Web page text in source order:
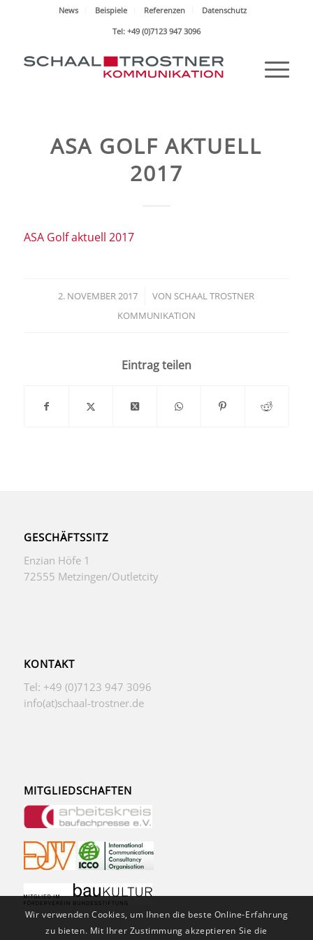
News Beispiele Referenzen
Datenschutz
Tel: +49 (0)7123 947 3096
ASA GOLF AKTUELL
2017
ASA Golf aktuell 2017
2. NOVEMBER 2017
/ VON SCHAAL TROSTNER
KOMMUNIKATION
Eintrag teilen
GESCHÄFTSSITZ
Enzian Höfe 1
72555 Metzingen/Outletcity
KONTAKT
Tel: +49 (0)7123 947 3096
info(at)schaal-trostner.de
MITGLIEDSCHAFTEN
Wir verwenden Cookies, um Ihnen die beste Online-Erfahrung
zu bieten. Mit Ihrer Zustimmung akzeptieren Sie die